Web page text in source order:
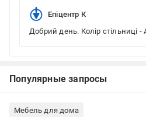
Епіцентр К
Добрий день. Колір стільниці -
Популярные запросы
Мебель для дома